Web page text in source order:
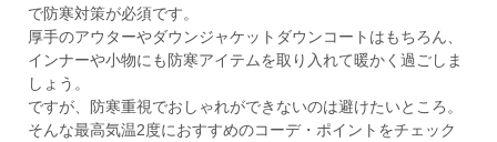
で防寒対策が必須です。
厚手のアウターやダウンジャケットダウンコートはもちろん、
インナーや小物にも防寒アイテムを取り入れて暖かく過ごしま
しょう。
ですが、防寒重視でおしゃれができないのは避けたいところ。
そんな最高気温2度におすすめのコーデ・ポイントをチェック